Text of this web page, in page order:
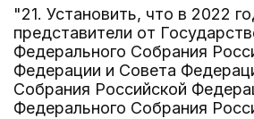
"21. Установить, что в 2022
представители от
Федерального Собрания
Федерации и Совета
Собрания Российской
Федерального Собрания